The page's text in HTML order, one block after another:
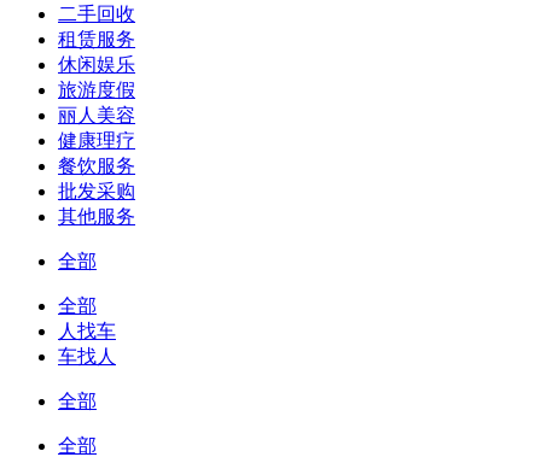
二手回收
租赁服务
休闲娱乐
旅游度假
丽人美容
健康理疗
餐饮服务
批发采购
其他服务
全部
全部
人找车
车找人
全部
全部